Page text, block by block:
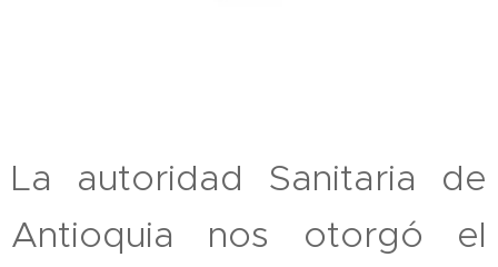
La autoridad Sanitaria de
Antioquia nos otorgó el